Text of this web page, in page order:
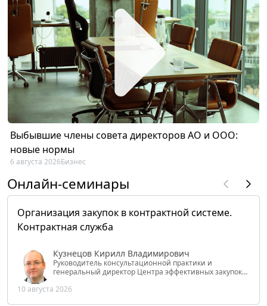
Выбывшие члены совета директоров АО и ООО:
новые нормы
6 августа 2026Бизнес
Онлайн-семинары
Организация закупок в контрактной системе.
Контрактная служба
Кузнецов Кирилл Владимирович
Руководитель консультационной практики и
генеральный директор Центра эффективных закупок
РФ
10 августа 2026